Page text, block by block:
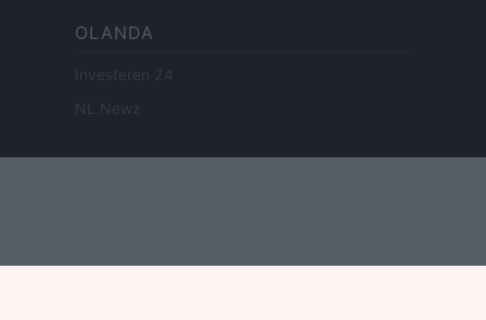
OLANDA
Investeren 24
NL Newz